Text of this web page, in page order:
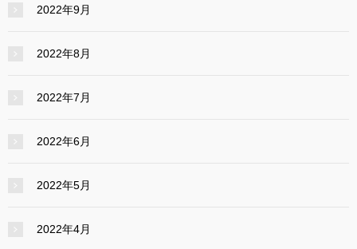
2022年9月
2022年8月
2022年7月
2022年6月
2022年5月
2022年4月